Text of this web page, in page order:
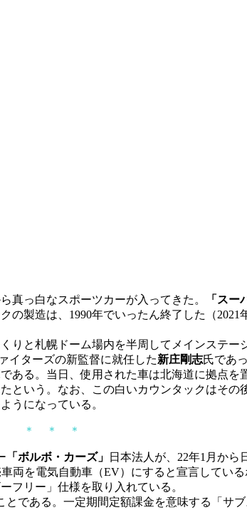
っ白なスポーツカーが入ってきた。 「スー
製造は、1990年でいったん終了した（
と札幌ドーム場内を半周してメインステー
イターズの新監督に就任した新庄剛志氏であ
る。当日、使用された車は北海道に拠点
いう。なお、この白いカウンタックはその
うになっている。
＊ ＊ ＊
「ボルボ・カーズ」
日本法人が、22年1月か
両を電気自動車（EV）にすると宣言してい
フリー」仕様を取り入れている。
とである。一定期間定額課金を意味する「サ